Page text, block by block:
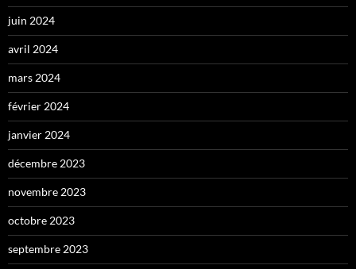
juin 2024
avril 2024
mars 2024
février 2024
janvier 2024
décembre 2023
novembre 2023
octobre 2023
septembre 2023